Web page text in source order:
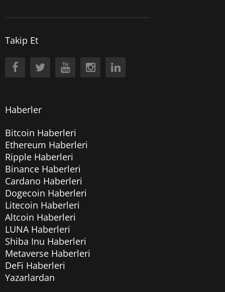
Takip Et
Haberler
Bitcoin Haberleri
Ethereum Haberleri
Ripple Haberleri
Binance Haberleri
Cardano Haberleri
Dogecoin Haberleri
Litecoin Haberleri
Altcoin Haberleri
LUNA Haberleri
Shiba Inu Haberleri
Metaverse Haberleri
DeFi Haberleri
Yazarlardan